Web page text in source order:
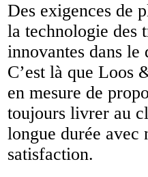
Des exigences de
la technologie des
innovantes dans le
C’est là que
en mesure de
toujours livrer au
longue durée
satisfaction.